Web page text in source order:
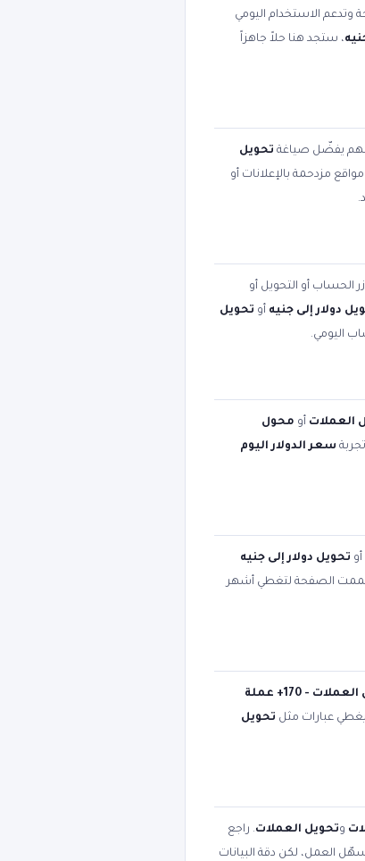
وتدعم الاستخدام اليومي
، ستجد هنا حلاً جاهزاً
يفضّل صياغة تحويل
مزدحمة بالإعلانات أو
الحساب أو التحويل أو
دولار إلى جنيه أو تحويل
اليومي.
العملات أو محول
سعر الدولار اليوم
أو تحويل دولار إلى جنيه
الصفحة لتغطي أشهر
محول العملات - 170+ عملة
يغطي عبارات مثل تحويل
وتحويل العملات. راجع
العمل، لكن دقة البيانات